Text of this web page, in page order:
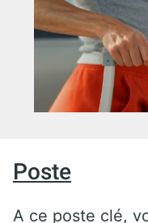
Poste
A ce poste clé,